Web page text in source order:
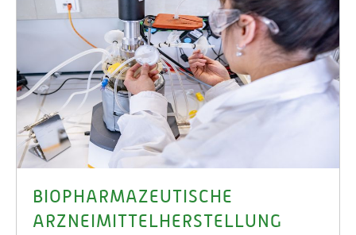
BIOPHARMAZEUTISCHE
ARZNEIMITTELHERSTELLUNG